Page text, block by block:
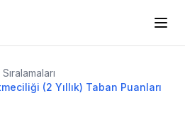
(2 Yıllık) Taban Puanları